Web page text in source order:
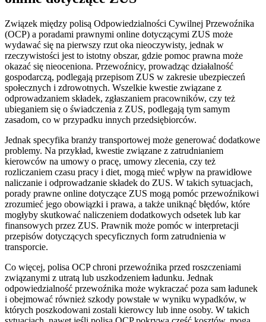
Związek między polisą Odpowiedzialności Cywilnej Przewoźnika
(OCP) a poradami prawnymi online dotyczącymi ZUS może
wydawać się na pierwszy rzut oka nieoczywisty, jednak w
rzeczywistości jest to istotny obszar, gdzie pomoc prawna może
okazać się nieoceniona. Przewoźnicy, prowadząc działalność
gospodarczą, podlegają przepisom ZUS w zakresie ubezpieczeń
społecznych i zdrowotnych. Wszelkie kwestie związane z
odprowadzaniem składek, zgłaszaniem pracowników, czy też
ubieganiem się o świadczenia z ZUS, podlegają tym samym
zasadom, co w przypadku innych przedsiębiorców.
Jednak specyfika branży transportowej może generować dodatkowe
problemy. Na przykład, kwestie związane z zatrudnianiem
kierowców na umowy o pracę, umowy zlecenia, czy też
rozliczaniem czasu pracy i diet, mogą mieć wpływ na prawidłowe
naliczanie i odprowadzanie składek do ZUS. W takich sytuacjach,
porady prawne online dotyczące ZUS mogą pomóc przewoźnikowi
zrozumieć jego obowiązki i prawa, a także uniknąć błędów, które
mogłyby skutkować naliczeniem dodatkowych odsetek lub kar
finansowych przez ZUS. Prawnik może pomóc w interpretacji
przepisów dotyczących specyficznych form zatrudnienia w
transporcie.
Co więcej, polisa OCP chroni przewoźnika przed roszczeniami
związanymi z utratą lub uszkodzeniem ładunku. Jednak
odpowiedzialność przewoźnika może wykraczać poza sam ładunek
i obejmować również szkody powstałe w wyniku wypadków, w
których poszkodowani zostali kierowcy lub inne osoby. W takich